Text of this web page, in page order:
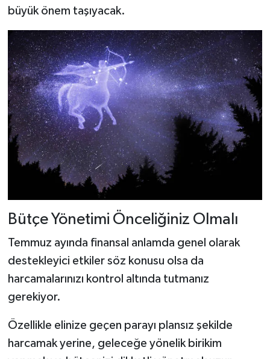
büyük önem taşıyacak.
Bütçe Yönetimi Önceliğiniz Olmalı
Temmuz ayında finansal anlamda genel olarak
destekleyici etkiler söz konusu olsa da
harcamalarınızı kontrol altında tutmanız
gerekiyor.
Özellikle elinize geçen parayı plansız şekilde
harcamak yerine, geleceğe yönelik birikim